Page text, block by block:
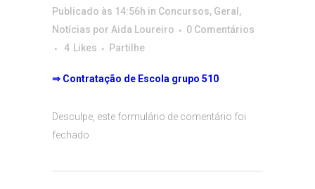
Publicado às 14:56h in Concursos, Geral ,
Notícias por Aida Loureiro
0 Comentários
4 Likes Partilhe
⇒ Contratação de Escola grupo 510
Desculpe, este formulário de comentário foi
fechado